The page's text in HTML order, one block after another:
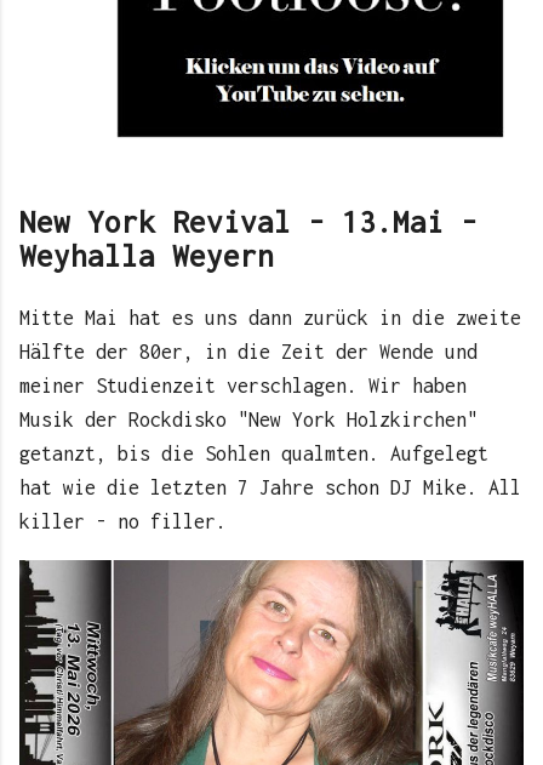
New York Revival - 13.Mai -
Weyhalla Weyern
Mitte Mai hat es uns dann zurück in die zweite
Hälfte der 80er, in die Zeit der Wende und
meiner Studienzeit verschlagen. Wir haben
Musik der Rockdisko "New York Holzkirchen"
getanzt, bis die Sohlen qualmten. Aufgelegt
hat wie die letzten 7 Jahre schon DJ Mike. All
killer - no filler.